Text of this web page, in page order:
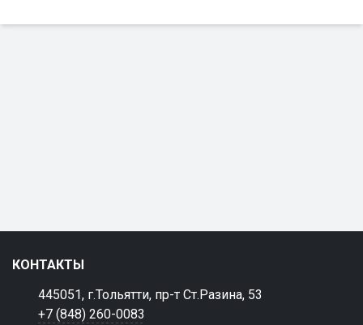
КОНТАКТЫ
445051, г.Тольятти, пр-т Ст.Разина, 53
+7 (848) 260-0083